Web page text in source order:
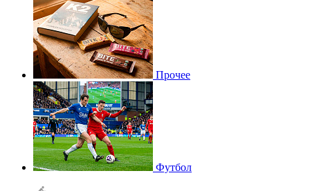
Прочее
Футбол